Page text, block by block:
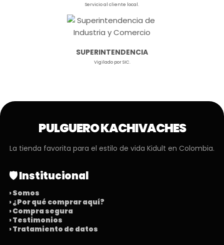
Servicio al cliente local.
SUPERINTENDENCIA
Vigilado por SIC.
PULGUERO KACHIVACHES
La tienda favorita para el estilo de vida Kidult en Colombia.
🛡️ Institucional
› Somos
› ¿Por qué comprar aquí?
› Compra segura
› Testimonios
› Tratamiento de datos